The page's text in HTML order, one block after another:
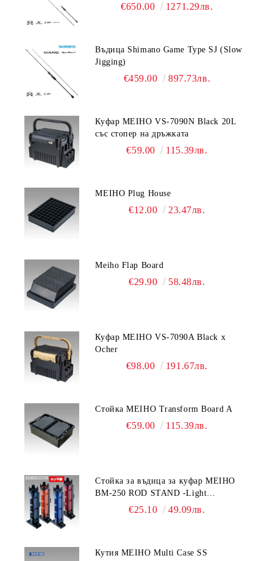
€650.00 1271.29лв.
Въдица Shimano Game Type SJ (Slow
Jigging)
€459.00 897.73лв.
Куфар MEIHO VS-7090N Black 20L
със стопер на дръжката
€59.00 115.39лв.
MEIHO Plug House
€12.00 23.47лв.
Meiho Flap Board
€29.90 58.48лв.
Куфар MEIHO VS-7090A Black x
Ocher
€98.00 191.67лв.
Стойка MEIHO Transform Board A
€59.00 115.39лв.
Стойка за въдица за куфар MEIHO
BM-250 ROD STAND -Light
Blue/Black color
€25.10 49.09лв.
Кутия MEIHO Multi Case SS